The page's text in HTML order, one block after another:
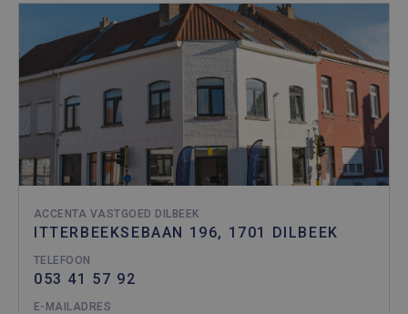
ACCENTA VASTGOED DILBEEK
ITTERBEEKSEBAAN 196, 1701 DILBEEK
TELEFOON
053 41 57 92
E-MAILADRES